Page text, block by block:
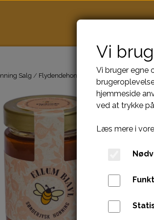
Salg Flydendehonning
Vi
Vi bruger egne
hjemmeside
ved at trykke
Læs mere i